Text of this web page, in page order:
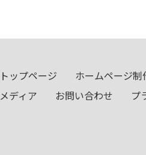
トップページ ホームページ制
メディア
お問い合わせ プ